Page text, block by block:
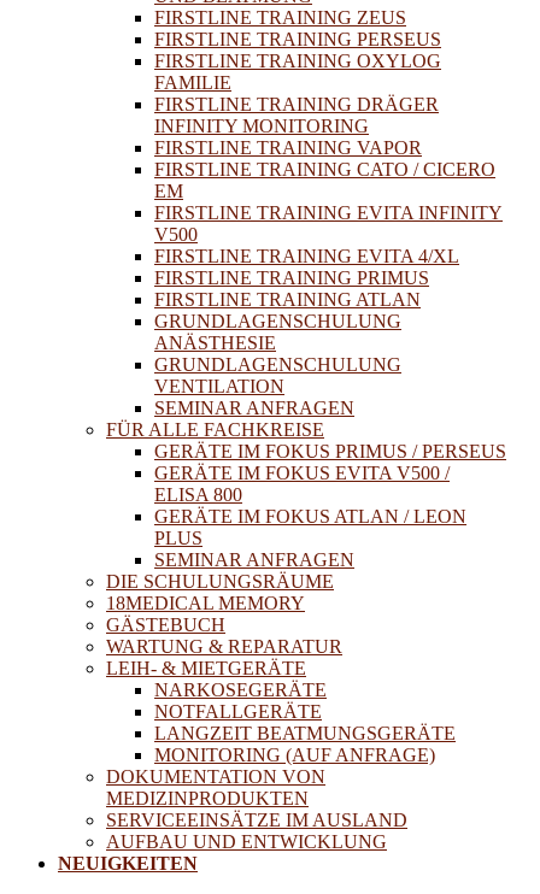
FIRSTLINE TRAINING ZEUS
FIRSTLINE TRAINING PERSEUS
FIRSTLINE TRAINING OXYLOG
FAMILIE
FIRSTLINE TRAINING DRÄGER
INFINITY MONITORING
FIRSTLINE TRAINING VAPOR
FIRSTLINE TRAINING CATO / CICERO
EM
FIRSTLINE TRAINING EVITA INFINITY
V500
FIRSTLINE TRAINING EVITA 4/XL
FIRSTLINE TRAINING PRIMUS
FIRSTLINE TRAINING ATLAN
GRUNDLAGENSCHULUNG
ANÄSTHESIE
GRUNDLAGENSCHULUNG
VENTILATION
SEMINAR ANFRAGEN
FÜR ALLE FACHKREISE
GERÄTE IM FOKUS PRIMUS / PERSEUS
GERÄTE IM FOKUS EVITA V500 /
ELISA 800
GERÄTE IM FOKUS ATLAN / LEON
PLUS
SEMINAR ANFRAGEN
DIE SCHULUNGSRÄUME
18MEDICAL MEMORY
GÄSTEBUCH
WARTUNG & REPARATUR
LEIH- & MIETGERÄTE
NARKOSEGERÄTE
NOTFALLGERÄTE
LANGZEIT BEATMUNGSGERÄTE
MONITORING (AUF ANFRAGE)
DOKUMENTATION VON
MEDIZINPRODUKTEN
SERVICEEINSÄTZE IM AUSLAND
AUFBAU UND ENTWICKLUNG
NEUIGKEITEN